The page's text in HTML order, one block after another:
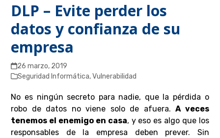
DLP – Evite perder los
datos y confianza de su
empresa
26 marzo, 2019
Seguridad Informática,Vulnerabilidad
No es ningún secreto para nadie, que la pérdida o
robo de datos no viene solo de afuera.A veces
tenemos el enemigo en casa, y eso es algo que los
responsables de la empresa deben prever. Sin